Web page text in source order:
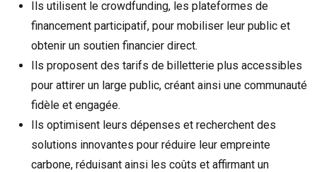
Ils utilisent le crowdfunding, les plateformes de
financement participatif, pour mobiliser leur public et
obtenir un soutien financier direct.
Ils proposent des tarifs de billetterie plus accessibles
pour attirer un large public, créant ainsi une communauté
fidèle et engagée.
Ils optimisent leurs dépenses et recherchent des
solutions innovantes pour réduire leur empreinte
carbone, réduisant ainsi les coûts et affirmant un